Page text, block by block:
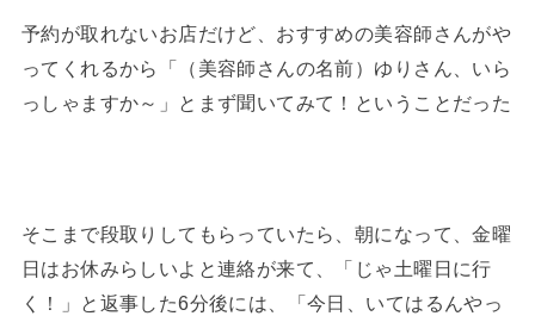
予約が取れないお店だけど、おすすめの美容師さんがや
ってくれるから「（美容師さんの名前）ゆりさん、いら
っしゃますか～」とまず聞いてみて！ということだった
そこまで段取りしてもらっていたら、朝になって、金曜
日はお休みらしいよと連絡が来て、「じゃ土曜日に行
く！」と返事した6分後には、「今日、いてはるんやっ